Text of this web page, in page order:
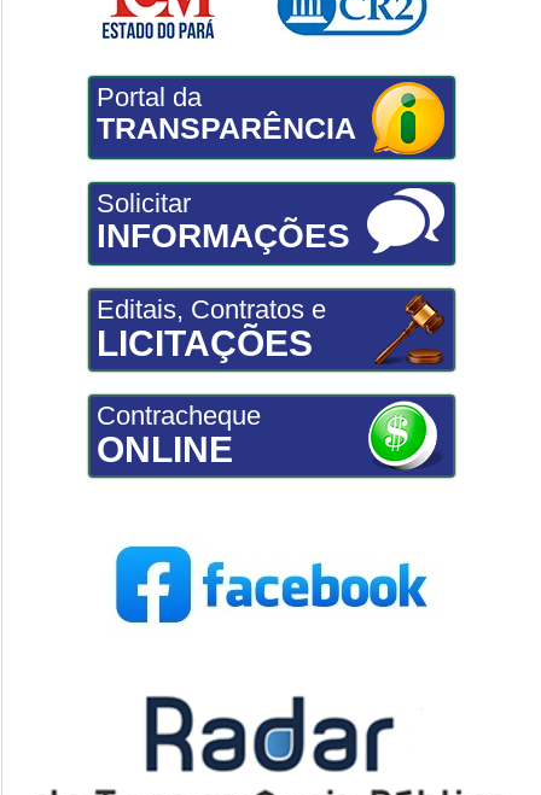
Portal da
TRANSPARÊNCIA
Solicitar
INFORMAÇÕES
Editais, Contratos e
LICITAÇÕES
Contracheque
ONLINE